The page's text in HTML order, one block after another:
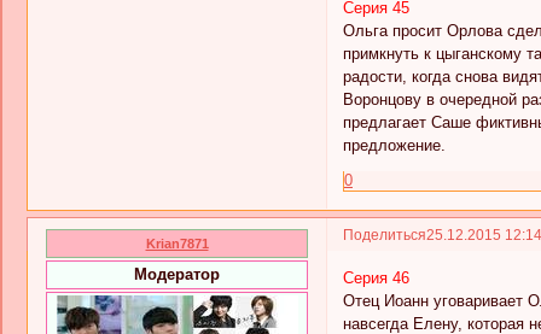
Серия 45
Ольга просит Орлова
примкнуть к цыганскому
радости, когда снова
Воронцову в очередной
предлагает Саше
предложение.
0
Поделиться25.12.2015
Krian7871
Модератор
Серия 46
Отец Иоанн уговаривает
навсегда Елену, которая